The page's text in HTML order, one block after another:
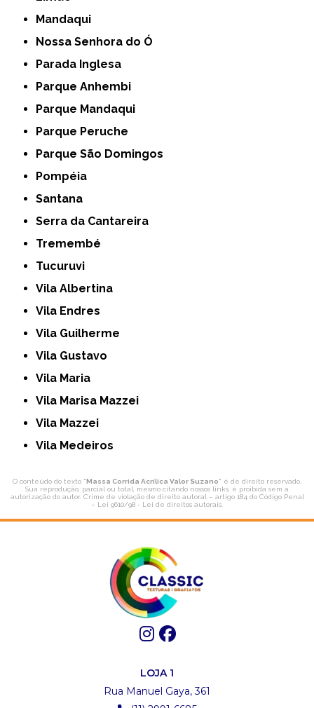
Mandaqui
Nossa Senhora do Ó
Parada Inglesa
Parque Anhembi
Parque Mandaqui
Parque Peruche
Parque São Domingos
Pompéia
Santana
Serra da Cantareira
Tremembé
Tucuruvi
Vila Albertina
Vila Endres
Vila Guilherme
Vila Gustavo
Vila Maria
Vila Marisa Mazzei
Vila Mazzei
Vila Medeiros
O conteúdo do texto "Massa Corrida Acrílica Valor Suzano" é de direito reservado.
Sua reprodução, parcial ou total, mesmo citando nossos links, é proibida sem a
autorização do autor. Crime de violação de direito autoral – artigo 184 do Código Penal
– Lei 9610/98 - Lei de direitos autorais
LOJA 1
Rua Manuel Gaya, 361